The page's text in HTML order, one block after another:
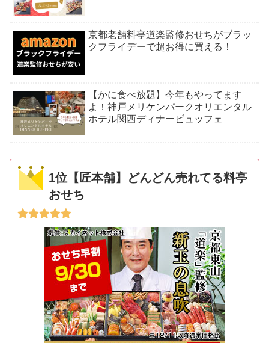
京都老舗料亭道楽監修おせちがブラッ
クフライデーで超お得に買える！
【かに食べ放題】今年もやってます
よ！神戸メリケンパークオリエンタル
ホテル関西ディナービュッフェ
1位【匠本舗】どんどん売れてる料亭
おせち